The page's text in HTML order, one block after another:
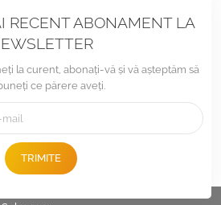
RECENT ABONAMENT LA
la curent, abonați-vă și vă așteptăm să
ce părere aveți.
TRIMITE